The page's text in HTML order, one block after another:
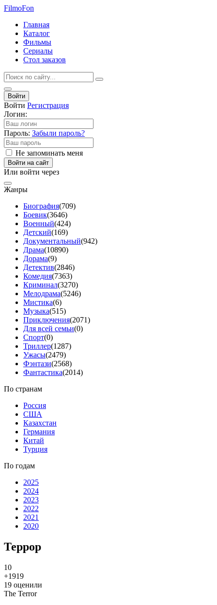
FilmoFon
Главная
Каталог
Фильмы
Сериалы
Стол заказов
Войти
Войти Регистрация
Логин:
Пароль: Забыли пароль?
Не запоминать меня
Войти на сайт
Или войти через
Жанры
Биография(709)
Боевик(3646)
Военный(424)
Детский(169)
Документальный(942)
Драма(10890)
Дорама(9)
Детектив(2846)
Комедия(7363)
Криминал(3270)
Мелодрама(5246)
Мистика(6)
Музыка(515)
Приключения(2071)
Для всей семьи(0)
Спорт(0)
Триллер(1287)
Ужасы(2479)
Фэнтази(2568)
Фантастика(2014)
По странам
Россия
США
Казахстан
Германия
Китай
Турция
По годам
2025
2024
2023
2022
2021
2020
Террор
10
+1919
19 оценили
The Terror